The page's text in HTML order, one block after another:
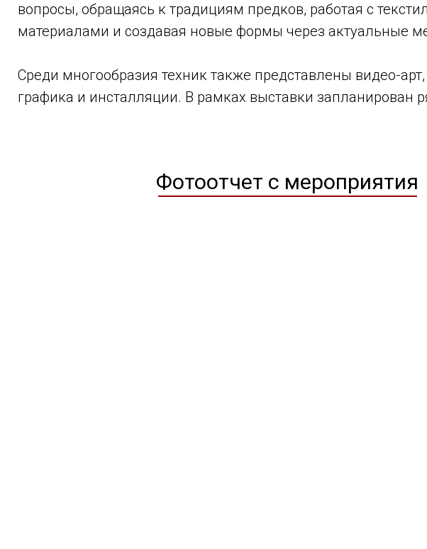
вопросы, обращаясь к традициям предков, работая с
материалами и создавая новые формы через актуальные
Среди многообразия техник также представлены видео-
графика и инсталляции. В рамках выставки запланирован
Фотоотчет с мероприятия